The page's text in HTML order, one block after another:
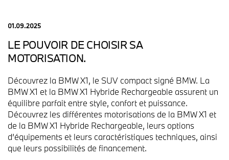
01.09.2025
LE POUVOIR DE CHOISIR SA
MOTORISATION.
Découvrez la BMW X1, le SUV compact signé BMW. La
BMW X1 et la BMW X1 Hybride Rechargeable assurent un
équilibre parfait entre style, confort et puissance.
Découvrez les différentes motorisations de la BMW X1 et
de la BMW X1 Hybride Rechargeable, leurs options
d’équipements et leurs caractéristiques techniques, ainsi
que leurs possibilités de financement.